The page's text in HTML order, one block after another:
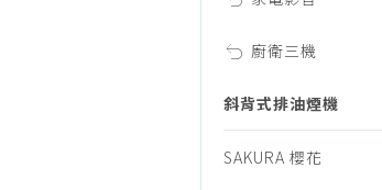
清淨機、除
廚房家電
廚衛三機
斜背式排油煙機
SAKURA 櫻花